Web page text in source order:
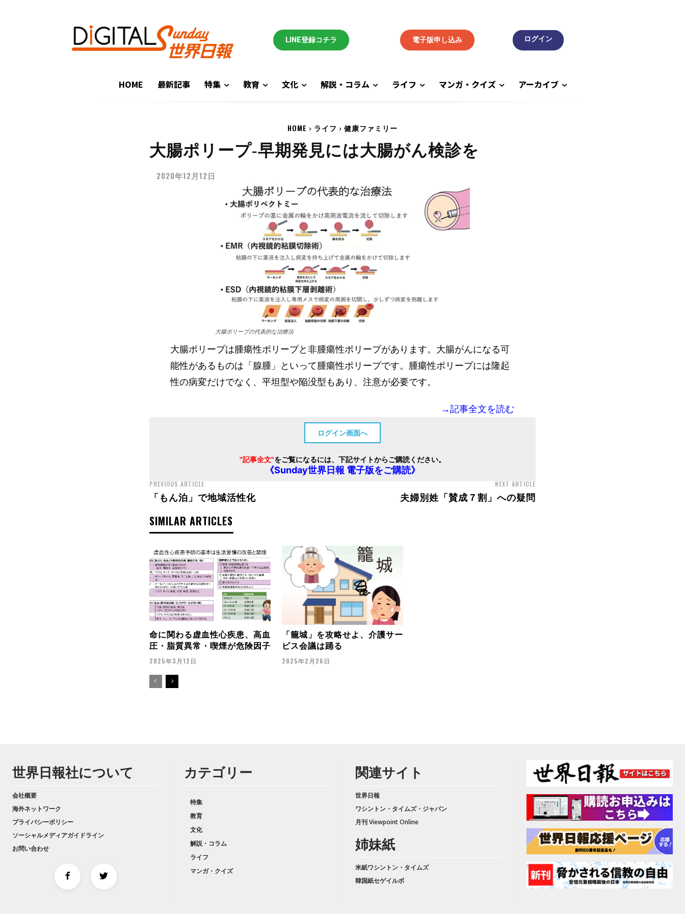
LINE登録コチラ 電子版申し込み
HOME 最新記事 特集 教育 文化 解説・コラム ライフ マンガ・クイズ アーカイブ
HOME ライフ 健康ファミリー
大腸ポリープ-早期発見には大腸がん検診を
2020年12月12日
大腸ポリープの代表的な治療法
大腸ポリープは腫瘍性ポリープと非腫瘍性ポリープがあります。大腸がんになる可
能性があるものは「腺腫」といって腫瘍性ポリープです。腫瘍性ポリープには隆起
性の病変だけでなく、平坦型や陥没型もあり、注意が必要です。
→記事全文を読む
ログイン画面へ
"記事全文"をご覧になるには、下記サイトからご購読ください。
《Sunday世界日報 電子版をご購読》
PREVIOUS ARTICLE
「もん泊」で地域活性化
NEXT ARTICLE
夫婦別姓「賛成７割」への疑問
SIMILAR ARTICLES
命に関わる虚血性心疾患、高血
圧・脂質異常・喫煙が危険因子
2025年3月12日
「籠城」を攻略せよ、介護サー
ビス会議は踊る
2025年2月26日
世界日報社について
会社概要
海外ネットワーク
プライバシーポリシー
ソーシャルメディアガイドライン
お問い合わせ
カテゴリー
特集
教育
文化
解説・コラム
ライフ
マンガ・クイズ
関連サイト
世界日報
ワシントン・タイムズ・ジャパン
月刊 Viewpoint Online
姉妹紙
米紙ワシントン・タイムズ
韓国紙セゲイルボ